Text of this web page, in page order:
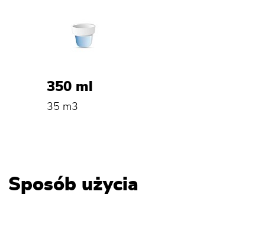
350 ml
35 m3
Sposób użycia